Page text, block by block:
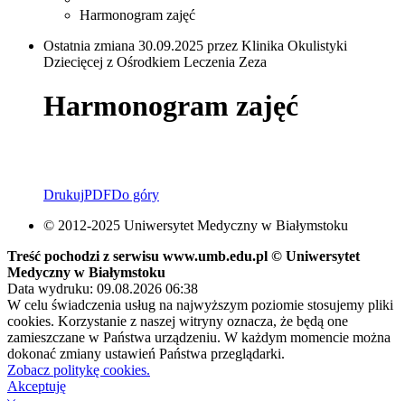
Harmonogram zajęć
Ostatnia zmiana 30.09.2025 przez Klinika Okulistyki
Dziecięcej z Ośrodkiem Leczenia Zeza
Harmonogram zajęć
DrukujPDFDo góry
© 2012-2025 Uniwersytet Medyczny w Białymstoku
Treść pochodzi z serwisu www.umb.edu.pl © Uniwersytet
Medyczny w Białymstoku
Data wydruku: 09.08.2026 06:38
W celu świadczenia usług na najwyższym poziomie stosujemy pliki
cookies. Korzystanie z naszej witryny oznacza, że będą one
zamieszczane w Państwa urządzeniu. W każdym momencie można
dokonać zmiany ustawień Państwa przeglądarki.
Zobacz politykę cookies.
Akceptuję